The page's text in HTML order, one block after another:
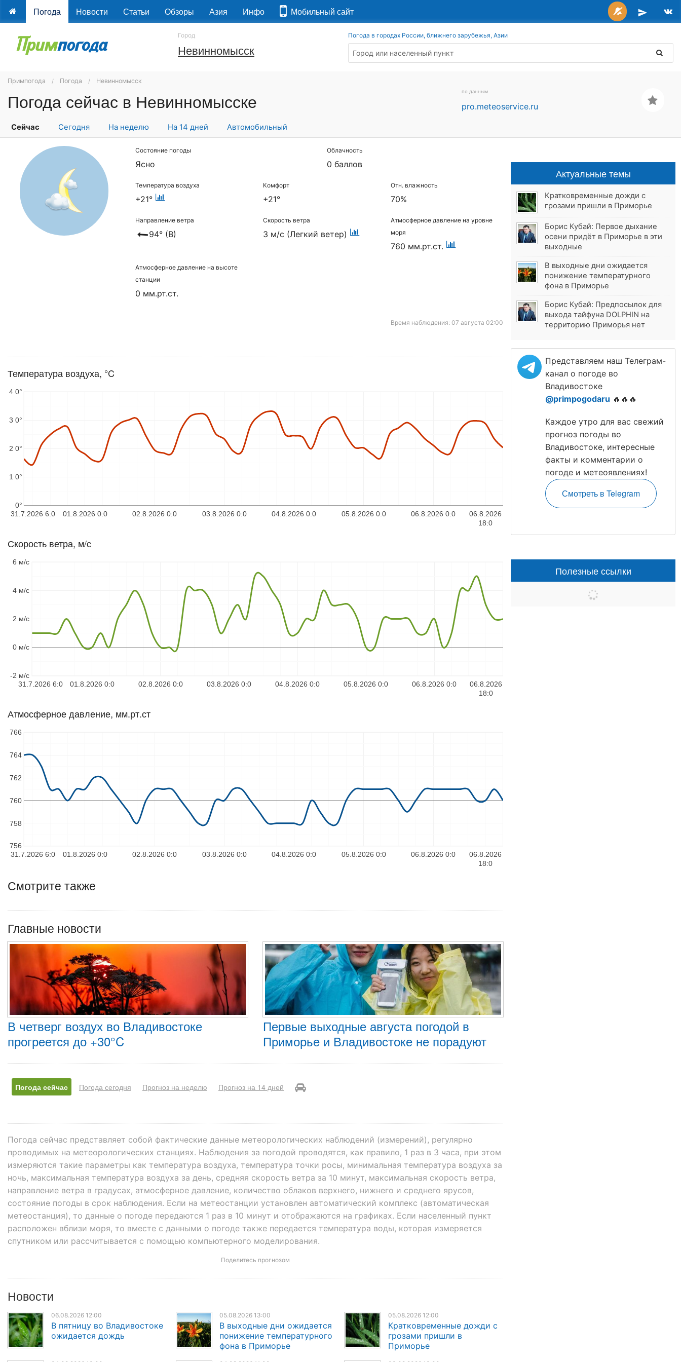
Погода Новости Статьи Обзоры Азия Инфо Мобильный сайт
Город
Невинномысск
Погода в городах России, ближнего зарубежья, Азии
Примпогода Погода Невинномысск
Погода сейчас в Невинномысске по данным
pro.meteoservice.ru
Сейчас Сегодня На неделю На 14 дней Автомобильный
Состояние погоды
Ясно
Облачность
0 баллов
Температура воздуха
+21°
Комфорт
+21°
Отн. влажность
70%
Направление ветра
94° (В)
Скорость ветра
3 м/с (Легкий ветер)
Атмосферное давление на уровне
моря
760 мм.рт.ст.
Атмосферное давление на высоте
станции
0 мм.рт.ст.
Время наблюдения: 07 августа 02:00
Температура воздуха, °C
01.8.2026 0:0 02.8.2026 0:0 03.8.2026 0:0 04.8.2026 0:0 05.8.2026 0:0 06.8.2026 0:0
31.7.2026 6:0
06.8.2026
18:0
0°
1 0°
2 0°
3 0°
4 0°
Скорость ветра, м/с
01.8.2026 0:0 02.8.2026 0:0 03.8.2026 0:0 04.8.2026 0:0 05.8.2026 0:0 06.8.2026 0:0
31.7.2026 6:0
06.8.2026
18:0
-2 м/с
0 м/с
2 м/с
4 м/с
6 м/с
Атмосферное давление, мм.рт.ст
01.8.2026 0:0 02.8.2026 0:0 03.8.2026 0:0 04.8.2026 0:0 05.8.2026 0:0 06.8.2026 0:0
31.7.2026 6:0
06.8.2026
18:0
756
758
760
762
764
766
Смотрите также
Главные новости
В четверг воздух во Владивостоке
прогреется до +30°C
Первые выходные августа погодой в
Приморье и Владивостоке не порадуют
Погода сейчас Погода сегодня Прогноз на неделю Прогноз на 14 дней
Погода сейчас представляет собой фактические данные метеорологических наблюдений (измерений), регулярно
проводимых на метеорологических станциях. Наблюдения за погодой проводятся, как правило, 1 раз в 3 часа, при этом
измеряются такие параметры как температура воздуха, температура точки росы, минимальная температура воздуха за
ночь, максимальная температура воздуха за день, средняя скорость ветра за 10 минут, максимальная скорость ветра,
направление ветра в градусах, атмосферное давление, количество облаков верхнего, нижнего и среднего ярусов,
состояние погоды в срок наблюдения. Если на метеостанции установлен автоматический комплекс (автоматическая
метеостанция), то данные о погоде передаются 1 раз в 10 минут и отображаются на графиках. Если населенный пункт
расположен вблизи моря, то вместе с данными о погоде также передается температура воды, которая измеряется
спутником или рассчитывается с помощью компьютерного моделирования.
Поделитесь прогнозом
Новости
06.08.2026 12:00
В пятницу во Владивостоке
ожидается дождь
05.08.2026 13:00
В выходные дни ожидается
понижение температурного
фона в Приморье
05.08.2026 12:00
Кратковременные дожди с
грозами пришли в
Приморье
Актуальные темы
Кратковременные дожди с
грозами пришли в Приморье
Борис Кубай: Первое дыхание
осени придёт в Приморье в эти
выходные
В выходные дни ожидается
понижение температурного
фона в Приморье
Борис Кубай: Предпосылок для
выхода тайфуна DOLPHIN на
территорию Приморья нет
Представляем наш Телеграм-
канал о погоде во
Владивостоке
@primpogodaru 🔥🔥🔥
Каждое утро для вас свежий
прогноз погоды во
Владивостоке, интересные
факты и комментарии о
погоде и метеоявлениях!
Смотреть в Telegram
Полезные ссылки